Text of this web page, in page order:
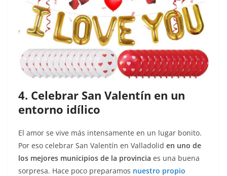
4. Celebrar San Valentín en un
entorno idílico
El amor se vive más intensamente en un lugar bonito.
Por eso celebrar San Valentín en Valladolid en uno de
los mejores municipios de la provincia es una buena
sorpresa. Hace poco preparamos nuestro propio